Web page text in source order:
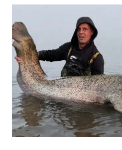
THAILAND:
EXTREME
VISSERIJ
OP
RIJSTAFVAL!